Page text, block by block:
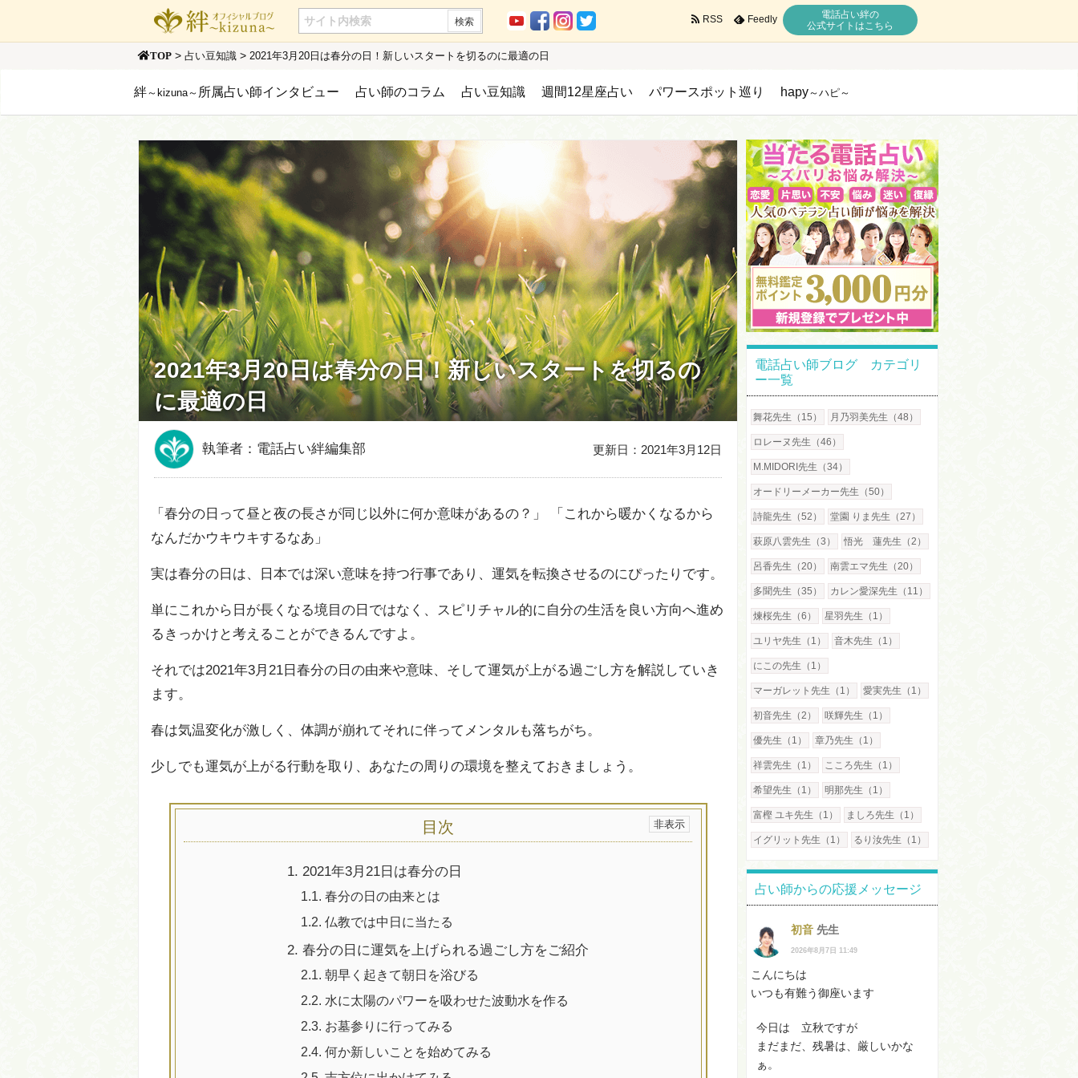
RSS Feedly
電話占い絆の
公式サイトはこちら
TOP > 占い豆知識 > 2021年3月20日は春分の日！新しいスタートを切るのに最適の日
絆～kizuna～ 所属占い師インタビュー 占い師のコラム 占い豆知識 週間12星座占い パワースポット巡り hapy～ハピ～
2021年3月20日は春分の日！新しいスタートを切るの
に最適の日
執筆者：電話占い絆編集部 更新日：2021年3月12日
「春分の日って昼と夜の長さが同じ以外に何か意味があるの？」 「これから暖かくなるから
なんだかウキウキするなあ」
実は春分の日は、日本では深い意味を持つ行事であり、運気を転換させるのにぴったりです。
単にこれから日が長くなる境目の日ではなく、スピリチャル的に自分の生活を良い方向へ進め
るきっかけと考えることができるんですよ。
それでは2021年3月21日春分の日の由来や意味、そして運気が上がる過ごし方を解説していき
ます。
春は気温変化が激しく、体調が崩れてそれに伴ってメンタルも落ちがち。
少しでも運気が上がる行動を取り、あなたの周りの環境を整えておきましょう。
目次
1. 2021年3月21日は春分の日
1.1. 春分の日の由来とは
1.2. 仏教では中日に当たる
2. 春分の日に運気を上げられる過ごし方をご紹介
2.1. 朝早く起きて朝日を浴びる
2.2. 水に太陽のパワーを吸わせた波動水を作る
2.3. お墓参りに行ってみる
2.4. 何か新しいことを始めてみる
電話占い師ブログ カテゴリ
ー一覧
舞花先生（15） 月乃羽美先生（48）
ロレーヌ先生（46）
M.MIDORI先生（34）
オードリーメーカー先生（50）
詩龍先生（52） 堂園 りま先生（27）
萩原八雲先生（3） 悟光 蓮先生（2）
呂香先生（20） 南雲エマ先生（20）
多聞先生（35） カレン愛深先生（11）
煉桜先生（6） 星羽先生（1）
ユリヤ先生（1） 音木先生（1）
にこの先生（1）
マーガレット先生（1） 愛実先生（1）
初音先生（2） 咲輝先生（1）
優先生（1） 章乃先生（1）
祥雲先生（1） こころ先生（1）
希望先生（1） 明那先生（1）
富樫 ユキ先生（1） ましろ先生（1）
イグリット先生（1） るり汝先生（1）
占い師からの応援メッセージ
初音 先生
2026年8月7日 11:49
こんにちは
いつも有難う御座います
今日は 立秋ですが
まだまだ、残暑は、厳しいかな
ぁ。